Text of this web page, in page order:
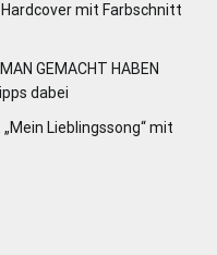
Hardcover mit Farbschnitt
GEMACHT HABEN
dabei
Lieblingssong“ mit